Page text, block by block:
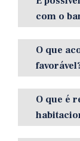
com o
O que
O que é